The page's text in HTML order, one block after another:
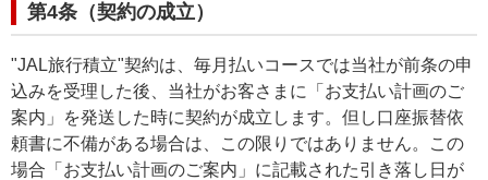
第4条（契約の成立）
"JAL旅行積立"契約は、毎月払いコースでは当社が前条の申
込みを受理した後、当社がお客さまに「お支払い計画のご
案内」を発送した時に契約が成立します。但し口座振替依
頼書に不備がある場合は、この限りではありません。この
場合「お支払い計画のご案内」に記載された引き落し日が